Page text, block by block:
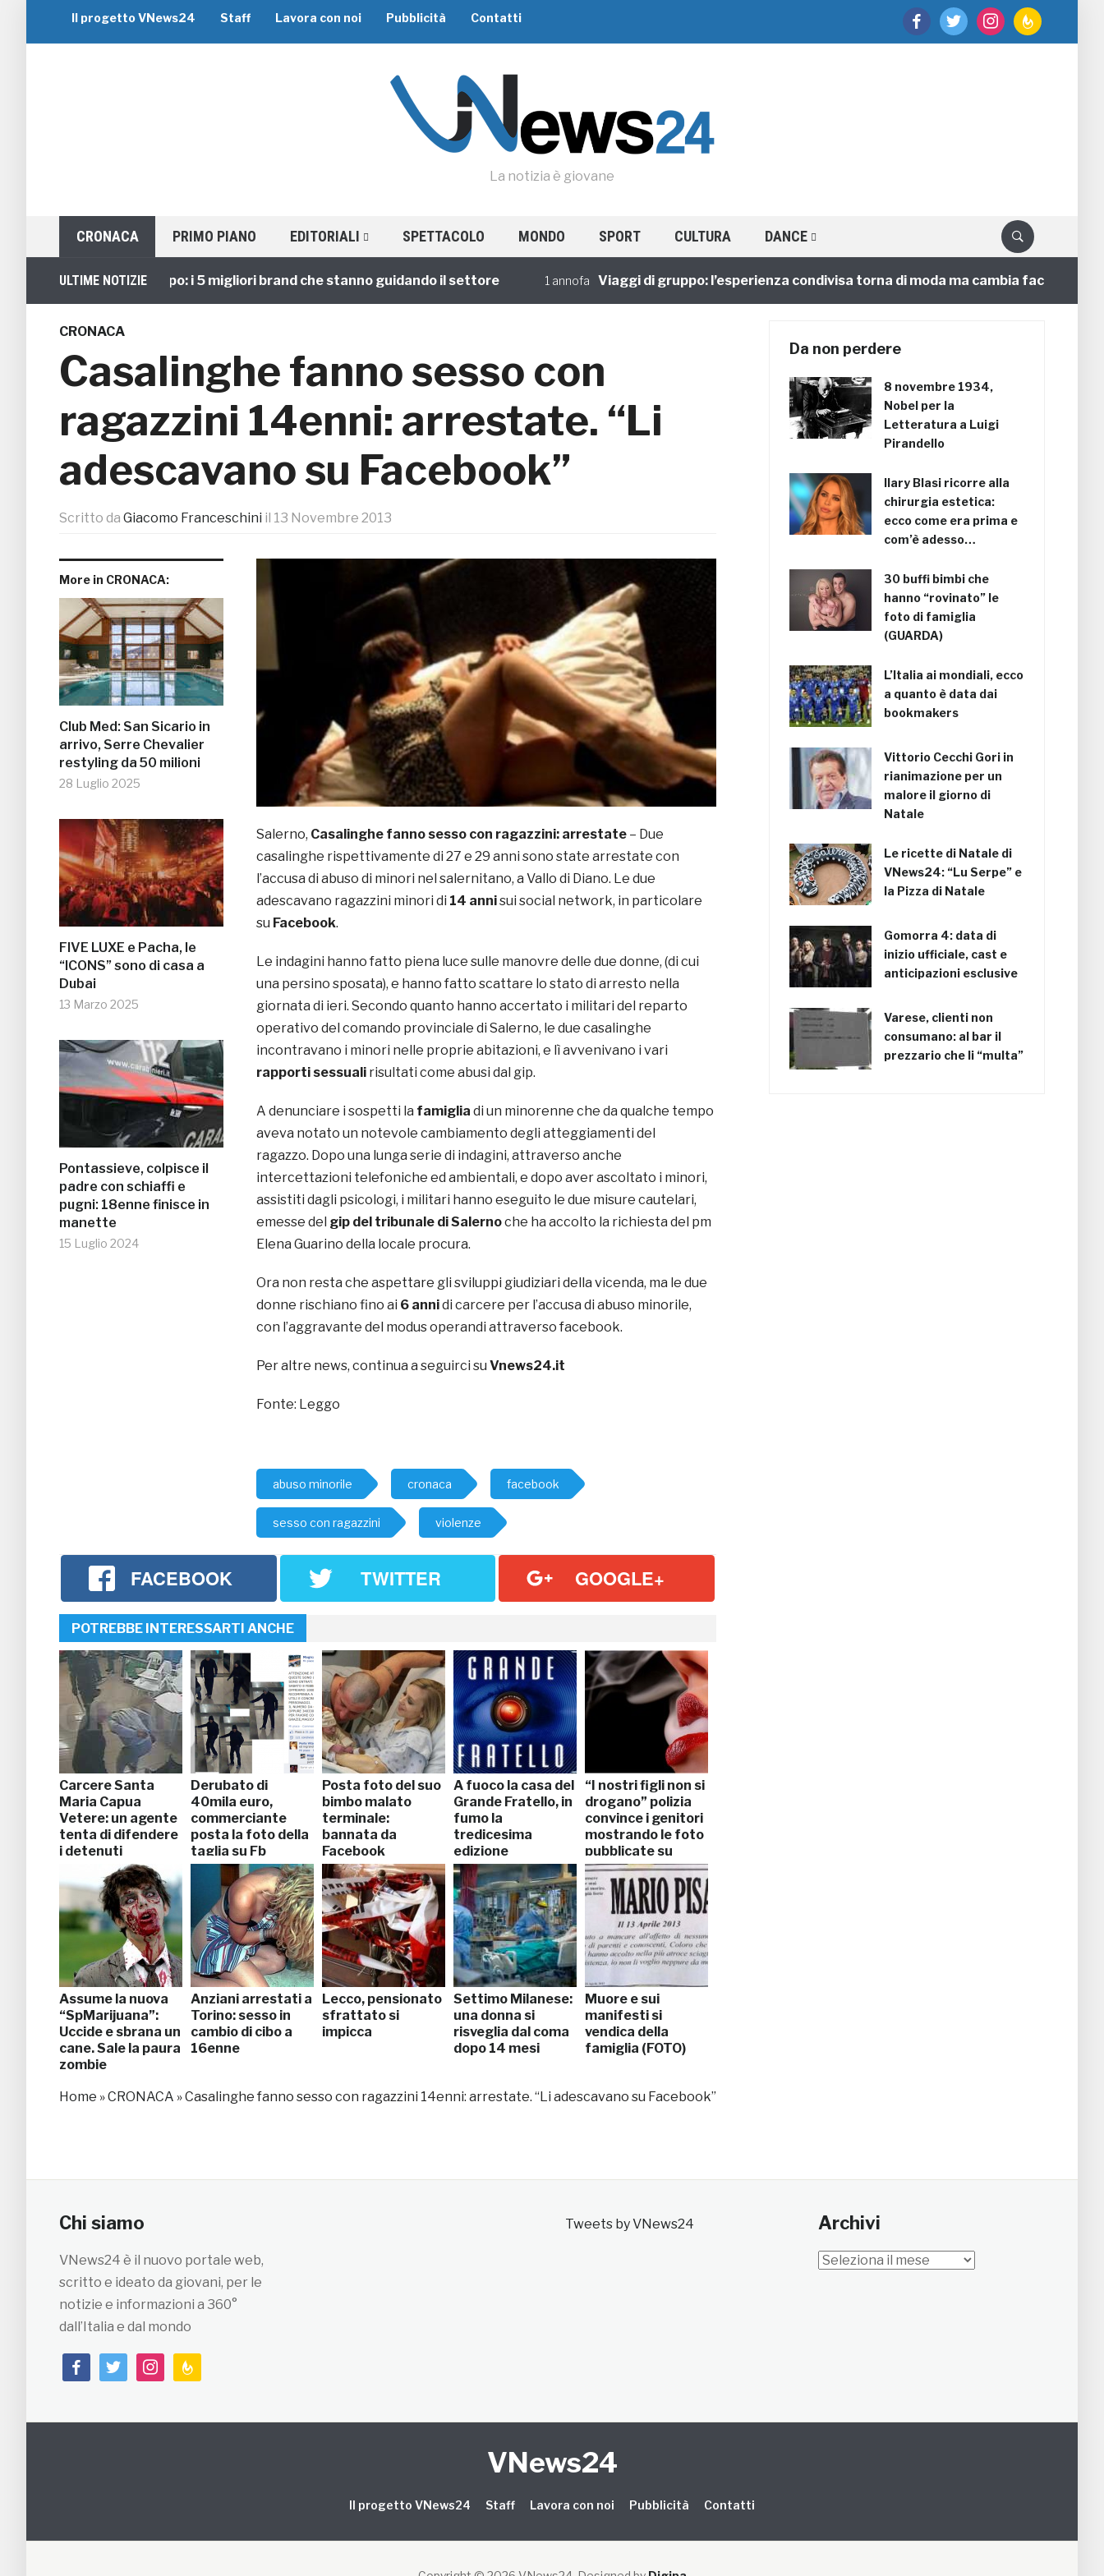
facebooktwitter instagramfeedburner
Il progetto VNews24 Staff Lavora con noi Pubblicità Contatti
La notizia è giovane
CRONACA PRIMO PIANO EDITORIALI SPETTACOLO MONDO SPORT CULTURA DANCE
ULTIME NOTIZIE
Viaggi di Gruppo: i 5 migliori brand che stanno guidando il settore 1 annofa Viaggi di gruppo: l’esperienza condivisa torna di moda ma cambia faccia
CRONACA
Casalinghe fanno sesso con
ragazzini 14enni: arrestate. “Li
adescavano su Facebook”
Scritto da Giacomo Franceschini il 13 Novembre 2013
More in CRONACA:
Club Med: San Sicario in
arrivo, Serre Chevalier
restyling da 50 milioni
28 Luglio 2025
FIVE LUXE e Pacha, le
“ICONS” sono di casa a
Dubai
13 Marzo 2025
Pontassieve, colpisce il
padre con schiaffi e
pugni: 18enne finisce in
manette
15 Luglio 2024
Salerno, Casalinghe fanno sesso con ragazzini: arrestate – Due
casalinghe rispettivamente di 27 e 29 anni sono state arrestate con
l’accusa di abuso di minori nel salernitano, a Vallo di Diano. Le due
adescavano ragazzini minori di 14 annisui social network, in particolare
su Facebook.
Le indagini hanno fatto piena luce sulle manovre delle due donne, (di cui
una persino sposata), e hanno fatto scattare lo stato di arresto nella
giornata di ieri. Secondo quanto hanno accertato i militari del reparto
operativo del comando provinciale di Salerno, le due casalinghe
incontravano i minori nelle proprie abitazioni, e lì avvenivano i vari
rapporti sessuali risultati come abusi dal gip.
A denunciare i sospetti la famiglia di un minorenne che da qualche tempo
aveva notato un notevole cambiamento degli atteggiamenti del
ragazzo. Dopo una lunga serie di indagini, attraverso anche
intercettazioni telefoniche ed ambientali, e dopo aver ascoltato i minori,
assistiti dagli psicologi, i militari hanno eseguito le due misure cautelari,
emesse del gip del tribunale di Salernoche ha accolto la richiesta del pm
Elena Guarino della locale procura.
Ora non resta che aspettare gli sviluppi giudiziari della vicenda, ma le due
donne rischiano fino ai 6 annidi carcere per l’accusa di abuso minorile,
con l’aggravante del modus operandi attraverso facebook.
Per altre news, continua a seguirci su Vnews24.it
Fonte: Leggo
abuso minorile cronaca facebook
sesso con ragazzini violenze
FACEBOOK TWITTER GOOGLE+
POTREBBE INTERESSARTI ANCHE
Carcere Santa
Maria Capua
Vetere: un agente
tenta di difendere
i detenuti
Derubato di
40mila euro,
commerciante
posta la foto della
taglia su Fb
Posta foto del suo
bimbo malato
terminale:
bannata da
Facebook
A fuoco la casa del
Grande Fratello, in
fumo la
tredicesima
edizione
“I nostri figli non si
drogano” polizia
convince i genitori
mostrando le foto
pubblicate su
Facebook
Assume la nuova
“SpMarijuana”:
Uccide e sbrana un
cane. Sale la paura
zombie
Anziani arrestati a
Torino: sesso in
cambio di cibo a
16enne
Lecco, pensionato
sfrattato si
impicca
Settimo Milanese:
una donna si
risveglia dal coma
dopo 14 mesi
Muore e sui
manifesti si
vendica della
famiglia (FOTO)
Home »CRONACA »Casalinghe fanno sesso con ragazzini 14enni: arrestate. “Li adescavano su Facebook”
Da non perdere
8 novembre 1934,
Nobel per la
Letteratura a Luigi
Pirandello
Ilary Blasi ricorre alla
chirurgia estetica:
ecco come era prima e
com’è adesso…
30 buffi bimbi che
hanno “rovinato” le
foto di famiglia
(GUARDA)
L’Italia ai mondiali, ecco
a quanto è data dai
bookmakers
Vittorio Cecchi Gori in
rianimazione per un
malore il giorno di
Natale
Le ricette di Natale di
VNews24: “Lu Serpe” e
la Pizza di Natale
Gomorra 4: data di
inizio ufficiale, cast e
anticipazioni esclusive
Varese, clienti non
consumano: al bar il
prezzario che li “multa”
Chi siamo
VNews24 è il nuovo portale web,
scritto e ideato da giovani, per le
notizie e informazioni a 360°
dall’Italia e dal mondo
facebooktwitterinstagramfeedburner
Tweets by VNews24 Archivi
Archivi
VNews24
Il progetto VNews24 Staff Lavora con noi Pubblicità Contatti